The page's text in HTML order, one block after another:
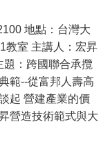
地點：台灣大
教室 主講人：宏昇
題：跨國聯合承攬
範--從富邦人壽高
起 營建產業的價
營造技術範式與大